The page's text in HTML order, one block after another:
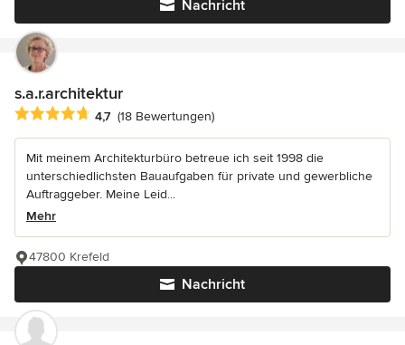
Nachricht
s.a.r.architektur
Durchschnittliche Bewertung: 4.7 von 5 Sternen
4,7 (18 Bewertungen)
Mit meinem Architekturbüro betreue ich seit 1998 die
unterschiedlichsten Bauaufgaben für private und gewerbliche
Auftraggeber. Meine Leid...
Mehr
Nachricht
47800 Krefeld